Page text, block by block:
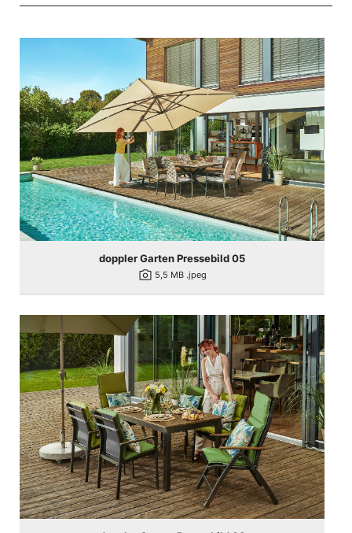
doppler Garten Pressebild 05
photo_camera 5,5 MB .jpeg